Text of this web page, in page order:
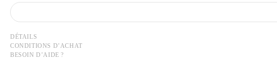
DÉTAILS
CONDITIONS D’ACHAT
BESOIN D’AIDE ?